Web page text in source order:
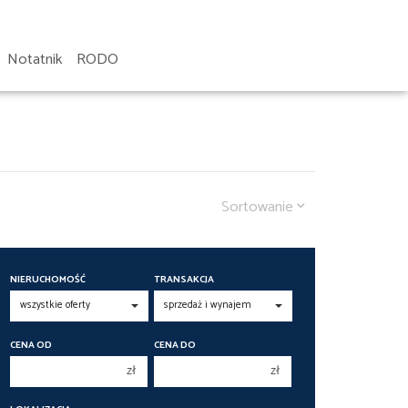
Notatnik RODO
Sortowanie
NIERUCHOMOŚĆ TRANSAKCJA
CENA OD
zł
CENA DO
zł